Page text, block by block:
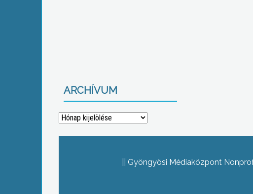
ARCHÍVUM
Archívum
Gyöngyösi Médiaközpont